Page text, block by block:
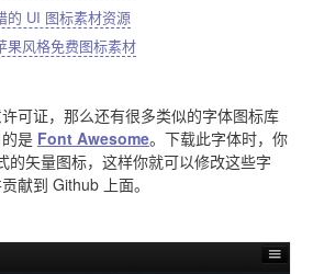
的 UI 图标素材资源
果风格免费图标素材
证，那么还有很多类似的字体图标库
是 Font Awesome。下载此字体时，你
的矢量图标，这样你就可以修改这些字
献到 Github 上面。